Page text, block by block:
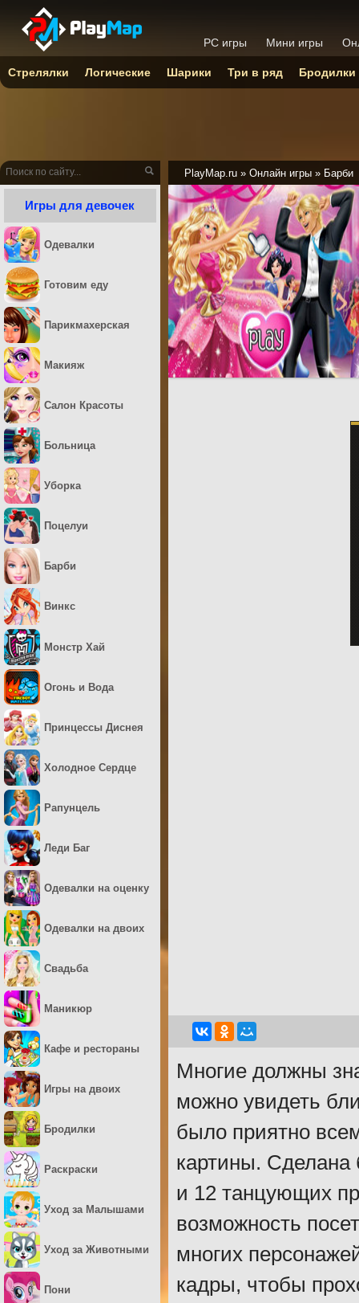
PlayMap.ru » Онлайн игры » Барби
Многие должны
можно увидеть
было приятно
картины. Сделана
и 12 танцующих
возможность
многих
кадры, чтобы
Игры для девочек
Одевалки
Готовим еду
Парикмахерская
Макияж
Салон Красоты
Больница
Уборка
Поцелуи
Барби
Винкс
Монстр Хай
Огонь и Вода
Принцессы Диснея
Холодное Сердце
Рапунцель
Леди Баг
Одевалки на оценку
Одевалки на двоих
Свадьба
Маникюр
Кафе и рестораны
Игры на двоих
Бродилки
Раскраски
Уход за Малышами
Уход за Животными
Пони
PC игры Мини игры
Стрелялки Логические Шарики Три в ряд Бродилки